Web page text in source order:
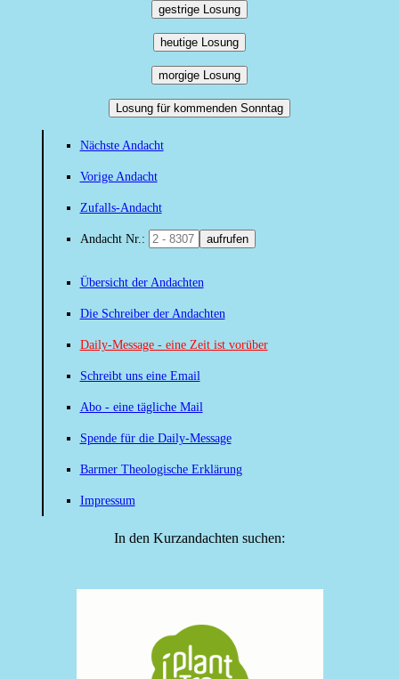
gestrige Losung
heutige Losung
morgige Losung
Losung für kommenden Sonntag
Nächste Andacht
Vorige Andacht
Zufalls-Andacht
Andacht Nr.: aufrufen
Übersicht der Andachten
Die Schreiber der Andachten
Daily-Message - eine Zeit ist vorüber
Schreibt uns eine Email
Abo - eine tägliche Mail
Spende für die Daily-Message
Barmer Theologische Erklärung
Impressum
In den Kurzandachten suchen: